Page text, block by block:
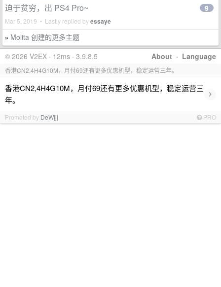
迫于贫穷，出 PS4 Pro~
Mar 5, 2019 • Lastly replied byessaye
9
» Molita 创建的更多主题
About · Language
© 2026 V2EX · 12ms · 3.9.8.5
香港CN2,4H4G10M，月付69还有更多优惠机型，稳定运营三年。
香港CN2,4H4G10M，月付69还有更多优惠机型，稳定运营三
年。
›
Promoted by DeWjjj PRO